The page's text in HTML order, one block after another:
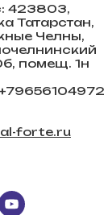
423803,
Татарстан,
Челны,
помещ. 1н
forte.ru